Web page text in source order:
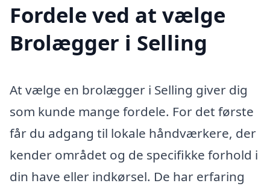
Fordele ved at vælge
Brolægger i Selling
At vælge en brolægger i Selling giver dig
som kunde mange fordele. For det første
får du adgang til lokale håndværkere, der
kender området og de specifikke forhold i
din have eller indkørsel. De har erfaring